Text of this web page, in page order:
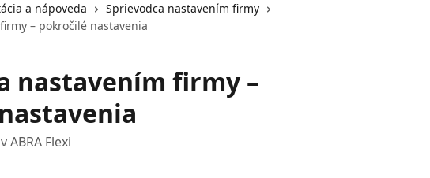
a nápoveda
Sprievodca nastavením firmy
– pokročilé nastavenia
nastavením firmy –
ABRA Flexi